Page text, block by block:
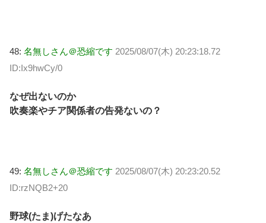
48: 名無しさん＠恐縮です 2025/08/07(木) 20:23:18.72
ID:Ix9hwCy/0
なぜ出ないのか
吹奏楽やチア関係者の告発ないの？
49: 名無しさん＠恐縮です 2025/08/07(木) 20:23:20.52
ID:rzNQB2+20
野球(たま)げたなあ